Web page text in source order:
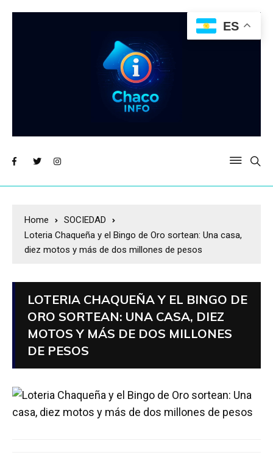
Home
SOCIEDAD
Loteria Chaqueña y el Bingo de Oro sortean: Una casa,
diez motos y más de dos millones de pesos
LOTERIA CHAQUEÑA Y EL BINGO DE
ORO SORTEAN: UNA CASA, DIEZ
MOTOS Y MÁS DE DOS MILLONES
DE PESOS
ES